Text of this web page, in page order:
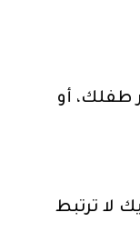
طفلك، أو
لا ترتبط